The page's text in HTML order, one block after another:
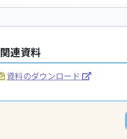
関連資料
資料のダウンロード